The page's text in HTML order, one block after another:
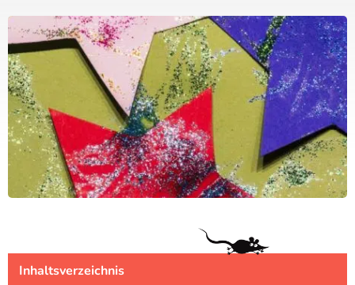
Inhaltsverzeichnis